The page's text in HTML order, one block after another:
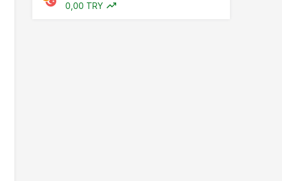
0,00 TRY